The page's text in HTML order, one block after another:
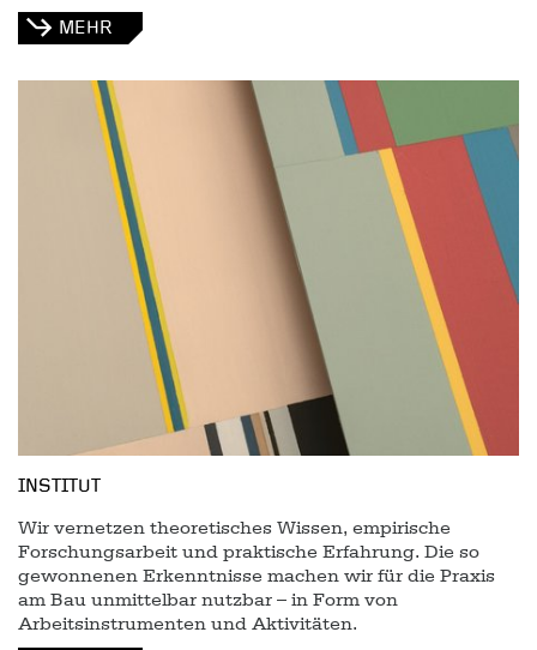
MEHR
INSTITUT
Wir vernetzen theoretisches Wissen, empirische
Forschungsarbeit und praktische Erfahrung. Die so
gewonnenen Erkenntnisse machen wir für die Praxis
am Bau unmittelbar nutzbar – in Form von
Arbeitsinstrumenten und Aktivitäten.